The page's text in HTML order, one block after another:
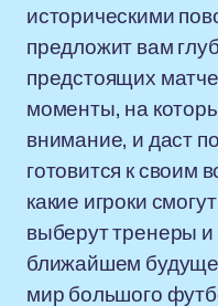
историческими
предложит вам
предстоящих
моменты, на
внимание, и даст
готовится к своим
какие игроки
выберут тренеры
ближайшем
мир большого